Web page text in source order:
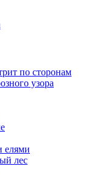
по сторонам
узора
елями
лес